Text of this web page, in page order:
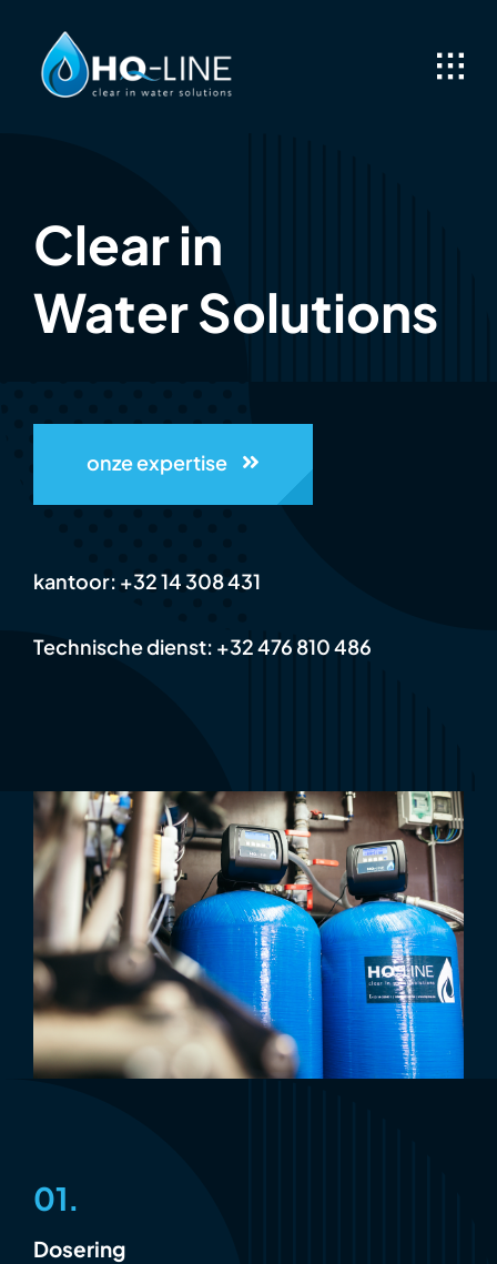
content
Clear in
Water Solutions
onze expertise
kantoor: +32 14 308 431
Technische dienst: +32 476 810 486
01.
Dosering